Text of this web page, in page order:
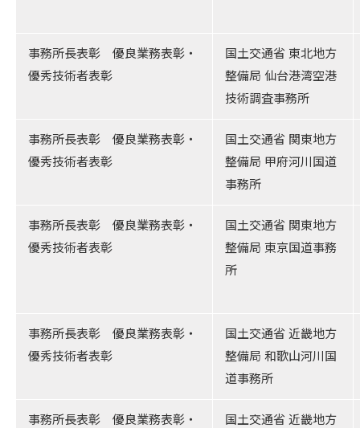
事務所長表彰 優良業務表彰・
優秀技術者表彰
国土交通省 東北地方
整備局 仙台港湾空港
技術調査事務所
事務所長表彰 優良業務表彰・
優秀技術者表彰
国土交通省 関東地方
整備局 甲府河川国道
事務所
事務所長表彰 優良業務表彰・
優秀技術者表彰
国土交通省 関東地方
整備局 東京国道事務
所
事務所長表彰 優良業務表彰・
優秀技術者表彰
国土交通省 近畿地方
整備局 和歌山河川国
道事務所
事務所長表彰 優良業務表彰・
国土交通省 近畿地方